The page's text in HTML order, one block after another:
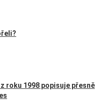
roku 1998 popisuje přesně